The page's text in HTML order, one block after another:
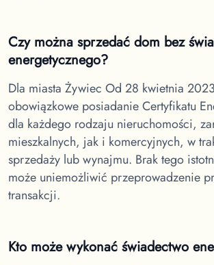
Czy można sprzedać dom bez
energetycznego?
Dla miasta Żywiec Od 28 kwietnia
obowiązkowe posiadanie Certyfikatu
dla każdego rodzaju nieruchomości,
mieszkalnych, jak i komercyjnych, w
sprzedaży lub wynajmu. Brak tego
może uniemożliwić przeprowadzenie
transakcji.
Kto może wykonać świadectwo